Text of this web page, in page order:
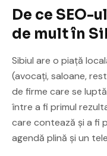
De ce SEO-
de mult în
Sibiul are o piață
(avocați, saloane,
de firme care se
între a fi primul
care contează și a fi
agendă plină și un